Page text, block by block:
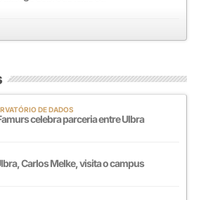
DE DADOS
celebra parceria entre Ulbra
Carlos Melke, visita o campus